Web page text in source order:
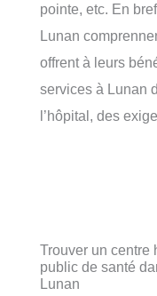
pointe, etc. En
Lunan
offrent à leurs
services à Lunan
l’hôpital, des
Trouver un centre
public de santé
Lunan